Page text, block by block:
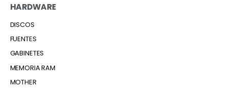
HARDWARE
DISCOS
FUENTES
GABINETES
MEMORIA RAM
MOTHER